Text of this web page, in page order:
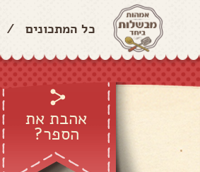
כל המתכונים /
אהבת את
הספר?